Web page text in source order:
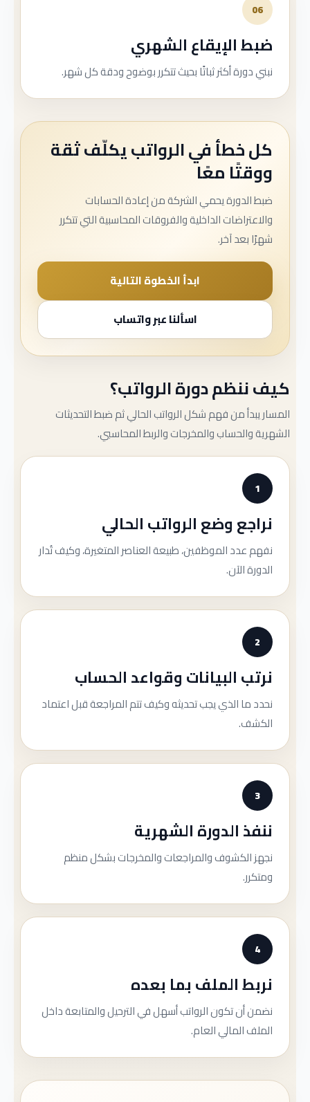
06
ضبط الإيقاع الشهري
نبني دورة أكثر ثباتًا بحيث تتكرر بوضوح ودقة كل شهر.
كل خطأ في الرواتب يكلّف ثقة
ووقتًا معًا
ضبط الدورة يحمي الشركة من إعادة الحسابات
والاعتراضات الداخلية والفروقات المحاسبية التي تتكرر
شهرًا بعد آخر.
ابدأ الخطوة التالية
اسألنا عبر واتساب
كيف ننظم دورة الرواتب؟
المسار يبدأ من فهم شكل الرواتب الحالي ثم ضبط التحديثات
الشهرية والحساب والمخرجات والربط المحاسبي.
1
نراجع وضع الرواتب الحالي
نفهم عدد الموظفين، طبيعة العناصر المتغيرة، وكيف تُدار
الدورة الآن.
2
نرتب البيانات وقواعد الحساب
نحدد ما الذي يجب تحديثه وكيف تتم المراجعة قبل اعتماد
الكشف.
3
ننفذ الدورة الشهرية
نجهز الكشوف والمراجعات والمخرجات بشكل منظم
ومتكرر.
4
نربط الملف بما بعده
نضمن أن تكون الرواتب أسهل في الترحيل والمتابعة داخل
الملف المالي العام.